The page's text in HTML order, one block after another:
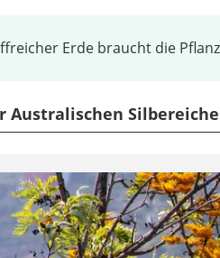
Erde braucht die
Australischen